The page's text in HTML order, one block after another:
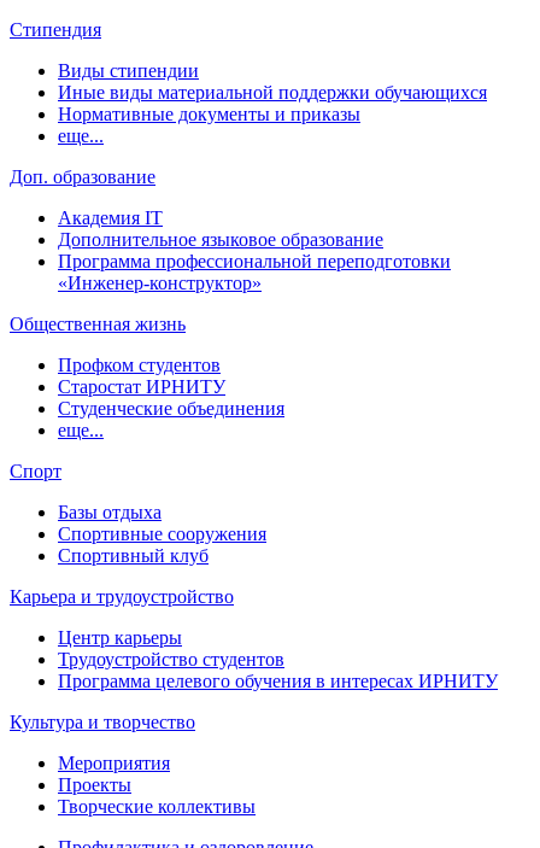
Стипендия
Виды стипендии
Иные виды материальной поддержки обучающихся
Нормативные документы и приказы
еще...
Доп. образование
Академия IT
Дополнительное языковое образование
Программа профессиональной переподготовки
«Инженер-конструктор»
Общественная жизнь
Профком студентов
Старостат ИРНИТУ
Студенческие объединения
еще...
Спорт
Базы отдыха
Спортивные сооружения
Спортивный клуб
Карьера и трудоустройство
Центр карьеры
Трудоустройство студентов
Программа целевого обучения в интересах ИРНИТУ
Культура и творчество
Мероприятия
Проекты
Творческие коллективы